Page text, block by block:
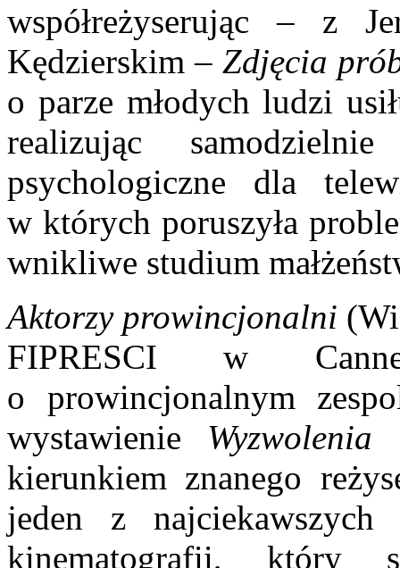
współreżyserując – z
Kędzierskim – Zdjęcia
o parze młodych ludzi
realizując
psychologiczne dla
w których poruszyła
wnikliwe studium
Aktorzy prowincjonalni
FIPRESCI w
o prowincjonalnym
wystawienie Wyzwolenia
kierunkiem znanego
jeden z
kinematografii, który